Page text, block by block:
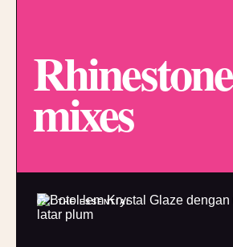
Rhinestone
mixes
02 / THE ESSENTIAL